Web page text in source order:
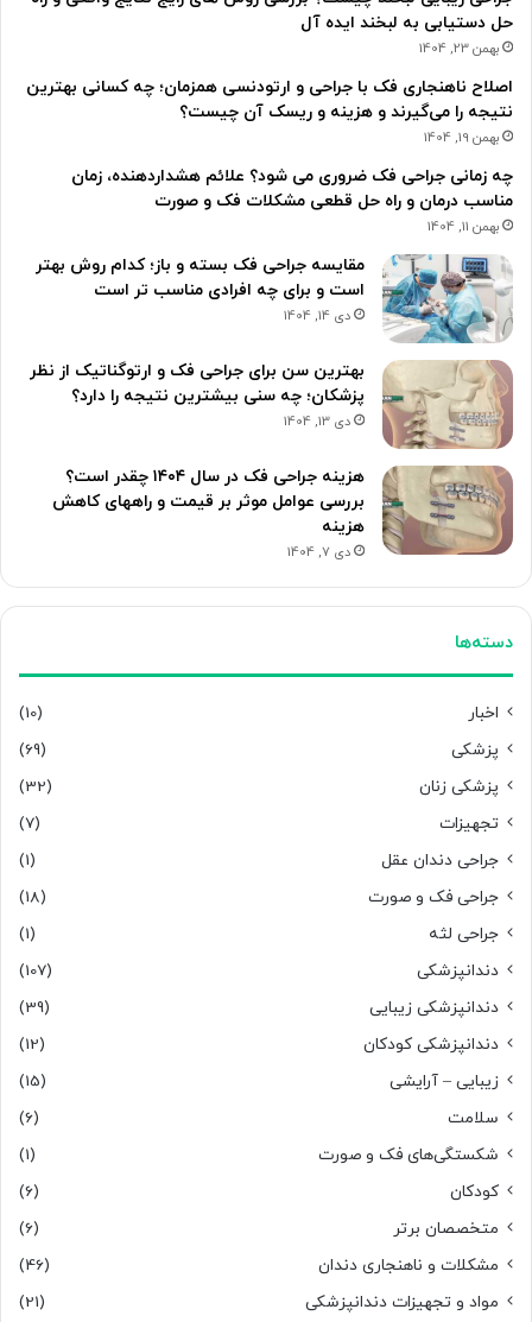
حل دستیابی به لبخند ایده آل
بهمن 23, 1404
اصلاح ناهنجاری فک با جراحی و ارتودنسی همزمان؛ چه کسانی بهترین
نتیجه را می‌گیرند و هزینه و ریسک آن چیست؟
بهمن 19, 1404
چه زمانی جراحی فک ضروری می شود؟ علائم هشداردهنده، زمان
مناسب درمان و راه حل قطعی مشکلات فک و صورت
بهمن 11, 1404
مقایسه جراحی فک بسته و باز؛ کدام روش بهتر
است و برای چه افرادی مناسب تر است
دی 14, 1404
بهترین سن برای جراحی فک و ارتوگناتیک از نظر
پزشکان؛ چه سنی بیشترین نتیجه را دارد؟
دی 13, 1404
هزینه جراحی فک در سال ۱۴۰۴ چقدر است؟
بررسی عوامل موثر بر قیمت و راههای کاهش
هزینه
دی 7, 1404
دسته‌ها
اخبار
(10)
پزشکی
(69)
پزشکی زنان
(32)
تجهیزات
(7)
جراحی دندان عقل
(1)
جراحی فک و صورت
(18)
جراحی لثه
(1)
دندانپزشکی
(107)
دندانپزشکی زیبایی
(39)
دندانپزشکی کودکان
(12)
زیبایی – آرایشی
(15)
سلامت
(6)
شکستگی‌های فک و صورت
(1)
کودکان
(6)
متخصصان برتر
(6)
مشکلات و ناهنجاری دندان
(46)
مواد و تجهیزات دندانپزشکی
(21)